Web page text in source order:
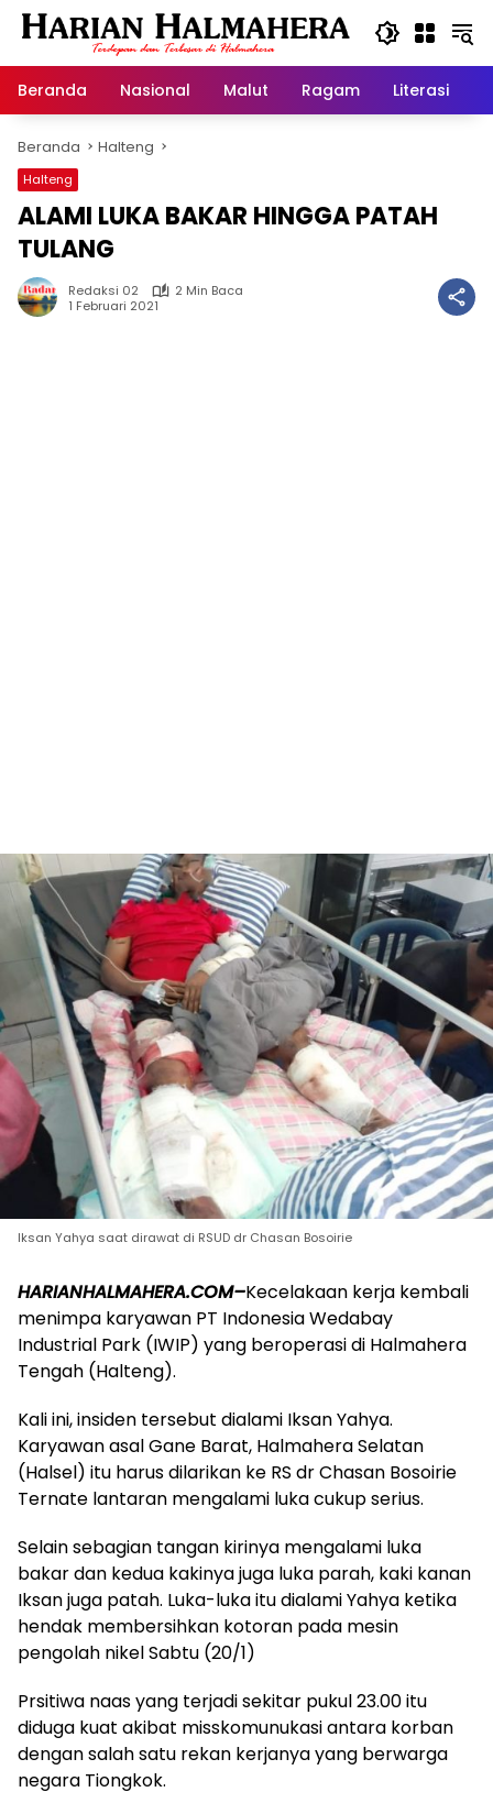
Langsung
Beranda
Nasional Malut Ragam Literasi
Beranda Halteng
Halteng
ALAMI LUKA BAKAR HINGGA PATAH
TULANG
Redaksi 02
2 Min Baca
1 Februari 2021
Iksan Yahya saat dirawat di RSUD dr Chasan Bosoirie
HARIANHALMAHERA.COM–Kecelakaan kerja kembali
menimpa karyawan PT Indonesia Wedabay
Industrial Park (IWIP) yang beroperasi di Halmahera
Tengah (Halteng).
Kali ini, insiden tersebut dialami Iksan Yahya.
Karyawan asal Gane Barat, Halmahera Selatan
(Halsel) itu harus dilarikan ke RS dr Chasan Bosoirie
Ternate lantaran mengalami luka cukup serius.
Selain sebagian tangan kirinya mengalami luka
bakar dan kedua kakinya juga luka parah, kaki kanan
Iksan juga patah. Luka-luka itu dialami Yahya ketika
hendak membersihkan kotoran pada mesin
pengolah nikel Sabtu (20/1)
Prsitiwa naas yang terjadi sekitar pukul 23.00 itu
diduga kuat akibat misskomunukasi antara korban
dengan salah satu rekan kerjanya yang berwarga
negara Tiongkok.